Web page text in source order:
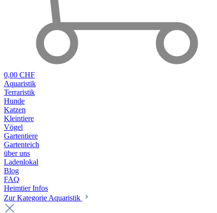
0,00 CHF
Aquaristik
Terraristik
Hunde
Katzen
Kleintiere
Vögel
Gartentiere
Gartenteich
über uns
Ladenlokal
Blog
FAQ
Heimtier Infos
Zur Kategorie Aquaristik